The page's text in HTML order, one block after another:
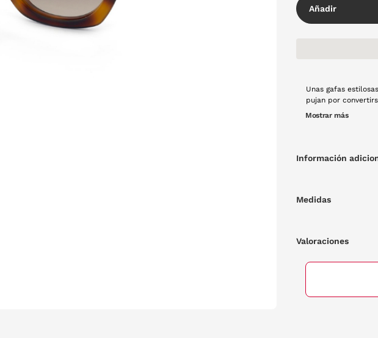
Añadir
Unas gafas
pujan por
amantes de estas.
Mostrar más
Información
Medidas
Valoraciones